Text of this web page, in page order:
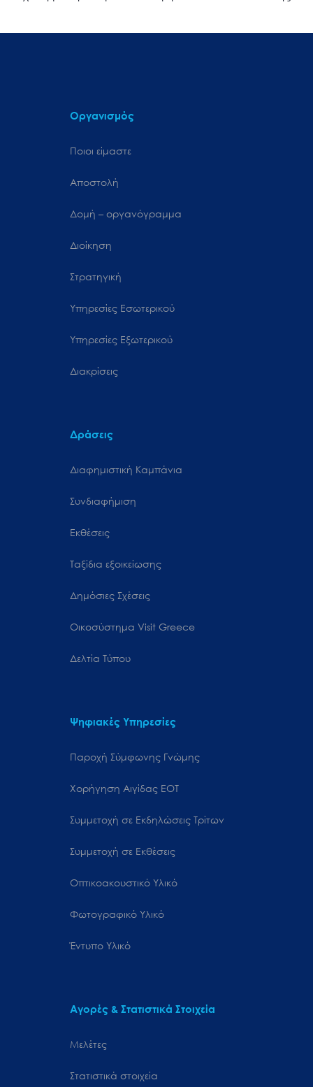
Οργανισμός
Ποιοι είμαστε
Αποστολή
Δομή – οργανόγραμμα
Διοίκηση
Στρατηγική
Υπηρεσίες Εσωτερικού
Υπηρεσίες Εξωτερικού
Διακρίσεις
Δράσεις
Διαφημιστική Καμπάνια
Συνδιαφήμιση
Εκθέσεις
Ταξίδια εξοικείωσης
Δημόσιες Σχέσεις
Oικοσύστημα Visit Greece
Δελτία Τύπου
Ψηφιακές Υπηρεσίες
Παροχή Σύμφωνης Γνώμης
Χορήγηση Αιγίδας ΕΟΤ
Συμμετοχή σε Εκδηλώσεις Τρίτων
Συμμετοχή σε Εκθέσεις
Οπτικοακουστικό Υλικό
Φωτογραφικό Υλικό
Έντυπο Υλικό
Αγορές & Στατιστικά Στοιχεία
Μελέτες
Στατιστικά στοιχεία